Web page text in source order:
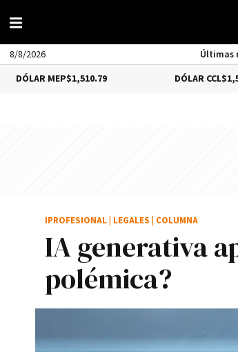
8/8/2026 Últimas
$1,510.79 $1,559.41
IA generativa
polémica?
IPROFESIONAL LEGALES COLUMNA